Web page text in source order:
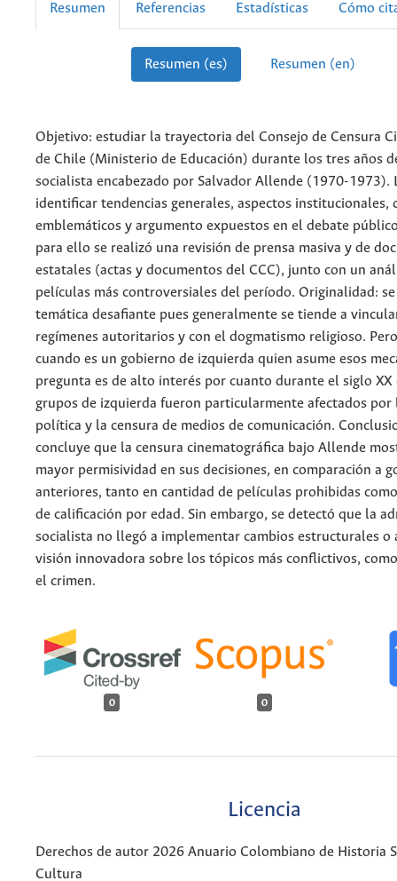
Resumen Referencias Estadísticas Cómo
Resumen (es) Resumen (en)
Objetivo: estudiar la trayectoria del Consejo de Censura
de Chile (Ministerio de Educación) durante los tres años
socialista encabezado por Salvador Allende (1970-1973).
identificar tendencias generales, aspectos institucionales,
emblemáticos y argumento expuestos en el debate
para ello se realizó una revisión de prensa masiva y de
estatales (actas y documentos del CCC), junto con un
películas más controversiales del período. Originalidad:
temática desafiante pues generalmente se tiende a
regímenes autoritarios y con el dogmatismo religioso.
cuando es un gobierno de izquierda quien asume esos
pregunta es de alto interés por cuanto durante el siglo
grupos de izquierda fueron particularmente afectados por
política y la censura de medios de comunicación.
concluye que la censura cinematográfica bajo Allende
mayor permisividad en sus decisiones, en comparación a
anteriores, tanto en cantidad de películas prohibidas
de calificación por edad. Sin embargo, se detectó que la
socialista no llegó a implementar cambios estructurales o
visión innovadora sobre los tópicos más conflictivos,
el crimen.
0 0
Licencia
Derechos de autor 2026 Anuario Colombiano de Historia
Cultura